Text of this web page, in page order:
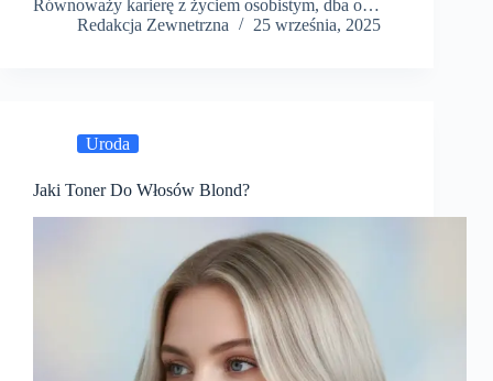
Równoważy karierę z życiem osobistym, dba o…
Redakcja Zewnetrzna
25 września, 2025
Uroda
Jaki Toner Do Włosów Blond?